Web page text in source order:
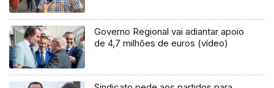
Governo Regional vai adiantar apoio
de 4,7 milhões de euros (vídeo)